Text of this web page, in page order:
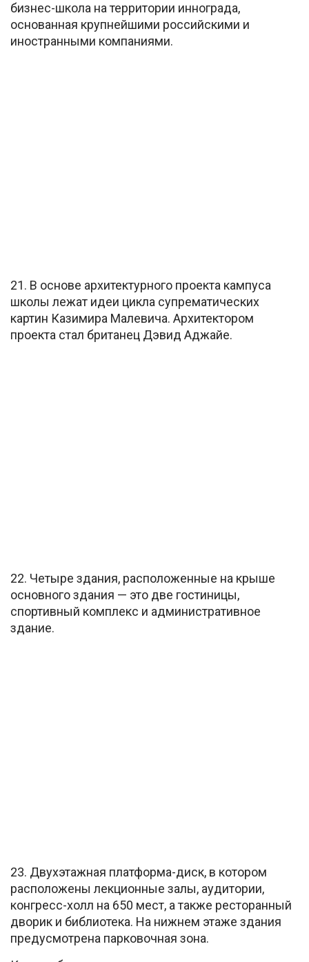
бизнес-школа на территории иннограда,
основанная крупнейшими российскими и
иностранными компаниями.
21. В основе архитектурного проекта кампуса
школы лежат идеи цикла супрематических
картин Казимира Малевича. Архитектором
проекта стал британец Дэвид Аджайе.
22. Четыре здания, расположенные на крыше
основного здания — это две гостиницы,
спортивный комплекс и административное
здание.
23. Двухэтажная платформа-диск, в котором
расположены лекционные залы, аудитории,
конгресс-холл на 650 мест, а также ресторанный
дворик и библиотека. На нижнем этаже здания
предусмотрена парковочная зона.